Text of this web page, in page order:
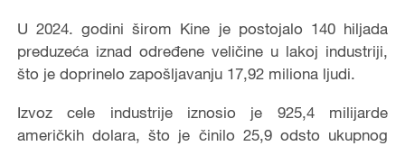
U 2024. godini širom Kine je postojalo 140 hiljada
preduzeća iznad određene veličine u lakoj industriji,
što je doprinelo zapošljavanju 17,92 miliona ljudi.
Izvoz cele industrije iznosio je 925,4 milijarde
američkih dolara, što je činilo 25,9 odsto ukupnog